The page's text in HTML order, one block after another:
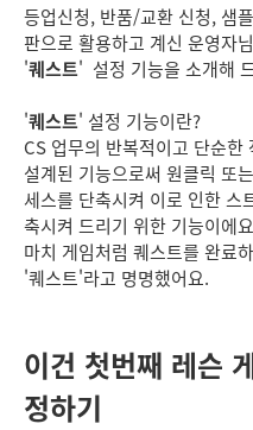
등업신청, 반품/교환 신청, 샘
판으로 활용하고 계신 운영자
'퀘스트' 설정 기능을 소개해
'퀘스트' 설정 기능이란?
CS 업무의 반복적이고 단순
설계된 기능으로써 원클릭 또
세스를 단축시켜 이로 인한 스
축시켜 드리기 위한 기능이에
마치 게임처럼 퀘스트를 완료
'퀘스트'라고 명명했어요.
이건 첫번째 레슨
정하기